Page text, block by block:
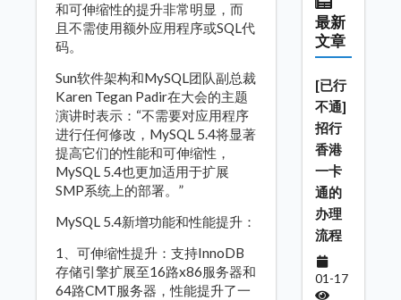
和可伸缩性的提升非常明显，而
且不需使用额外应用程序或SQL代
码。
Sun软件架构和MySQL团队副总裁
Karen Tegan Padir在大会的主题
演讲时表示：“不需要对应用程序
进行任何修改，MySQL 5.4将显著
提高它们的性能和可伸缩性，
MySQL 5.4也更加适用于扩展
SMP系统上的部署。”
MySQL 5.4新增功能和性能提升：
1、可伸缩性提升：支持InnoDB
存储引擎扩展至16路x86服务器和
64路CMT服务器，性能提升了一
最新
文章
[已行
不通]
招行
香港
一卡
通的
办理
流程
01-17